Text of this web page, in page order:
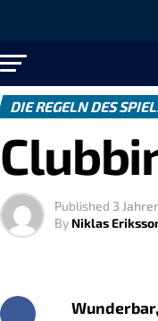
DIE REGELN DES
Published 3
By Niklas